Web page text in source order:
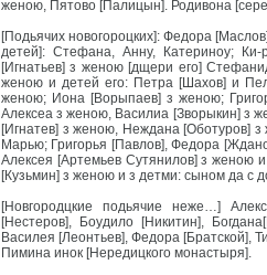
женою, Пятово [Палицын]. Родивона
[Подьячих новогороцких]: Федора
детей]: Стефана, Анну, Катериноу;
[Игнатьев] з женою [дщери его]
женою и детей его: Петра [Шахов] и
женою; Иона [Ворыпаев] з женою;
Алексеа з женою, Василиа [Зворыкин] з
[Игнатев] з женою, Неждана [Оботуров]
Марью; Григорья [Павлов], Федора
Алексея [Артемьев Сутянилов] з женою
[Кузьмин] з женою и з детми: сыном да с
[Новгородцкие подьячие неже…]
[Нестеров], Боудило [Никитин],
Василея [Леонтьев], Федора [Братской],
Пимина инок [Нередицкого монастыря].